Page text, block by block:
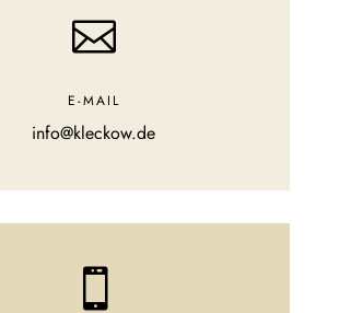

E-MAIL
info@kleckow.de
